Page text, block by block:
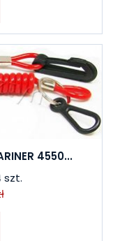
4550...
szt.